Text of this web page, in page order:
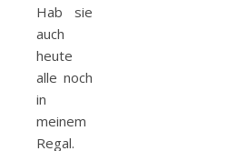
Hab sie
auch
heute
alle noch
in
meinem
Regal.